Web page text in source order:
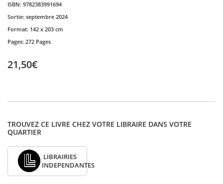
ISBN: 9782383991694
Sortie: septembre 2024
Format: 142 x 203 cm
Pages: 272 Pages
21,50€
TROUVEZ CE LIVRE CHEZ VOTRE LIBRAIRE DANS VOTRE
QUARTIER
LIBRAIRIES
INDEPENDANTES